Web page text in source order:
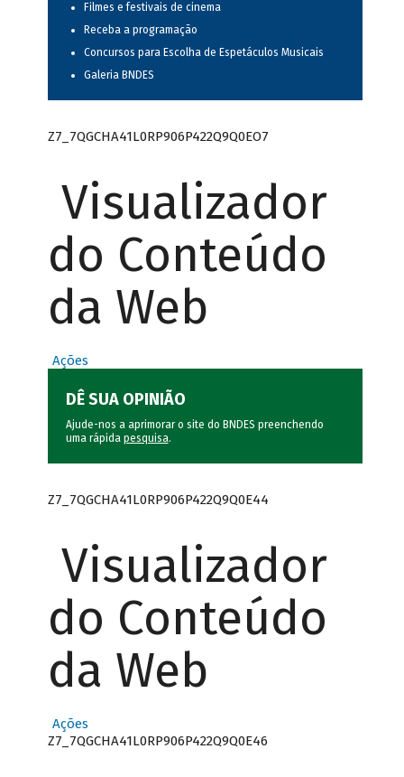
Filmes e festivais de cinema
Receba a programação
Concursos para Escolha de Espetáculos Musicais
Galeria BNDES
Z7_7QGCHA41L0RP906P422Q9Q0EO7
Visualizador
do Conteúdo
da Web
Ações
DÊ SUA OPINIÃO
Ajude-nos a aprimorar o site do BNDES preenchendo
uma rápida pesquisa.
Z7_7QGCHA41L0RP906P422Q9Q0E44
Visualizador
do Conteúdo
da Web
Ações
Z7_7QGCHA41L0RP906P422Q9Q0E46